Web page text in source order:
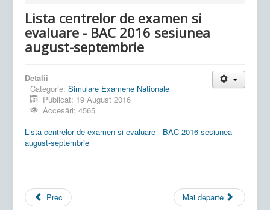
Lista centrelor de examen si
evaluare - BAC 2016 sesiunea
august-septembrie
Detalii
Categorie: Simulare Examene Nationale
Publicat: 19 August 2016
Accesări: 4565
Lista centrelor de examen si evaluare - BAC 2016 sesiunea
august-septembrie
Prec Mai departe